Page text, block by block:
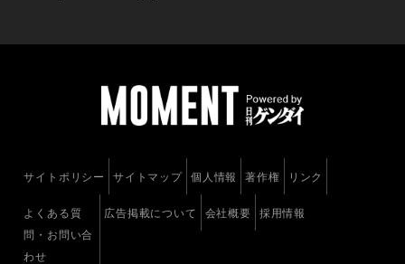
サイトポリシー サイトマップ 個人情報 著作権 リンク
よくある質
問・お問い合
わせ
広告掲載について 会社概要 採用情報